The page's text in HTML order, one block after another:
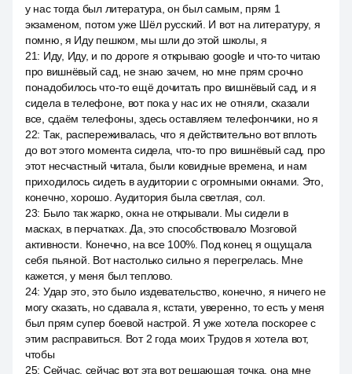
у нас тогда был литература, он был самым, прям 1
экзаменом, потом уже Шёл русский. И вот на литературу, я
помню, я Иду пешком, мы шли до этой школы, я
21: Иду, Иду, и по дороге я открываю google и что-то читаю
про вишнёвый сад, не знаю зачем, но мне прям срочно
понадобилось что-то ещё дочитать про вишнёвый сад, и я
сидела в телефоне, вот пока у нас их не отняли, сказали
все, сдаём телефоны, здесь оставляем телефончики, но я
22: Так, распереживалась, что я действительно вот вплоть
до вот этого момента сидела, что-то про вишнёвый сад, про
этот несчастный читала, были ковидные времена, и нам
приходилось сидеть в аудитории с огромными окнами. Это,
конечно, хорошо. Аудитория была светлая, сол.
23: Было так жарко, окна не открывали. Мы сидели в
масках, в перчатках. Да, это способствовало Мозговой
активности. Конечно, на все 100%. Под конец я ощущала
себя пьяной. Вот настолько сильно я перегрелась. Мне
кажется, у меня был теплово.
24: Удар это, это было издевательство, конечно, я ничего не
могу сказать, но сдавала я, кстати, уверенно, то есть у меня
был прям супер боевой настрой. Я уже хотела поскорее с
этим расправиться. Вот 2 года моих Трудов я хотела вот,
чтобы
25: Сейчас, сейчас вот эта вот решающая точка, она мне